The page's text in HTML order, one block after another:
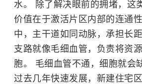
水。
除了解决眼前的拥堵，这
价值在于激活片区内部的连通
中，主干道如同动脉，承担长
支路就像毛细血管，负责将资
胞。 毛细血管不通，细胞就会
过去几年快速发展，新建住宅